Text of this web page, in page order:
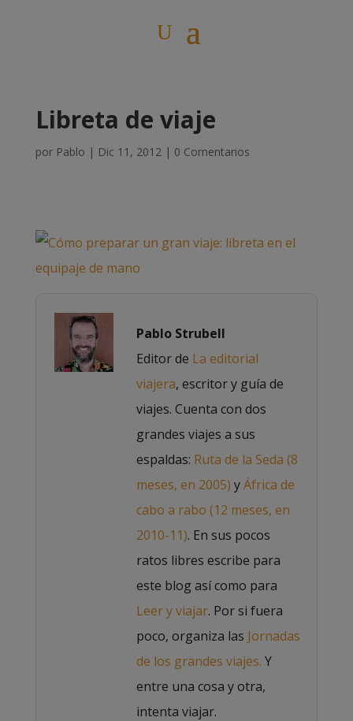
Libreta de viaje
por Pablo | Dic 11, 2012| 0 Comentarios
Pablo Strubell
Editor de La editorial
viajera, escritor y guía de
viajes. Cuenta con dos
grandes viajes a sus
espaldas: Ruta de la Seda (8
meses, en 2005) yÁfrica de
cabo a rabo (12 meses, en
2010-11). En sus pocos
ratos libres escribe para
este blog así como para
Leer y viajar. Por si fuera
poco, organiza las Jornadas
de los grandes viajes. Y
entre una cosa y otra,
intenta viajar.